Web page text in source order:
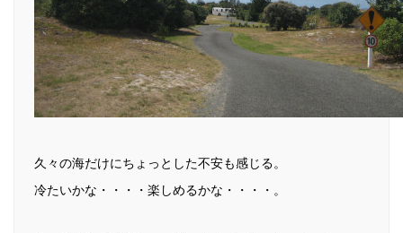
久々の海だけにちょっとした不安も感じる。
冷たいかな・・・・楽しめるかな・・・・。